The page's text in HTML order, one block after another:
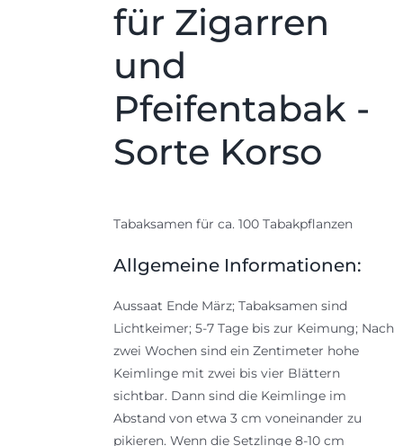
für Zigarren
und
Pfeifentabak -
Sorte Korso
Tabaksamen für ca. 100 Tabakpflanzen
Allgemeine Informationen:
Aussaat Ende März; Tabaksamen sind
Lichtkeimer; 5-7 Tage bis zur Keimung; Nach
zwei Wochen sind ein Zentimeter hohe
Keimlinge mit zwei bis vier Blättern
sichtbar. Dann sind die Keimlinge im
Abstand von etwa 3 cm voneinander zu
pikieren. Wenn die Setzlinge 8-10 cm